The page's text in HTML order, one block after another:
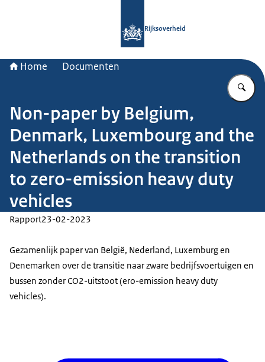
Rijksoverheid
Home Documenten
Non-paper by Belgium,
Denmark, Luxembourg and the
Netherlands on the transition
to zero-emission heavy duty
vehicles
Rapport23-02-2023
Gezamenlijk paper van België, Nederland, Luxemburg en
Denemarken over de transitie naar zware bedrijfsvoertuigen en
bussen zonder CO2-uitstoot (ero-emission heavy duty
vehicles).